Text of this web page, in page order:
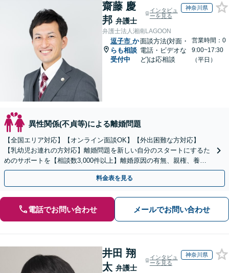
齋藤 慶
邦 弁護士
インタビュ
ーを見る
神奈川県
弁護士法人湘南LAGOON
逗子市 か
らも相談
受付中
面談方法(対面・
電話・ビデオな
ど)は応相談
営業時間：0
9:00~17:30
（平日）
異性関係(不貞等)による離婚問題
【全国エリア対応】【オンライン面談OK】【外出困難な方対応】
【乳幼児お連れの方対応】離婚問題を新しい自分のスタートにするた
めのサポートを【相談数3,000件以上】離婚原因の有無、親権、養育
費、財産分与、慰謝料請求【夜間・休日相談可】
料金表を見る
電話でお問い合わせ メールでお問い合わせ
井田 翔
太 弁護士
インタビュ
ーを見る
神奈川県